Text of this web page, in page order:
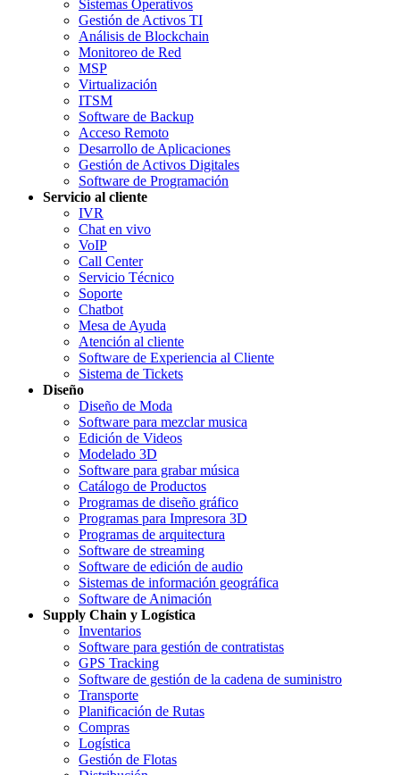
Sistemas Operativos
Gestión de Activos TI
Análisis de Blockchain
Monitoreo de Red
MSP
Virtualización
ITSM
Software de Backup
Acceso Remoto
Desarrollo de Aplicaciones
Gestión de Activos Digitales
Software de Programación
Servicio al cliente
IVR
Chat en vivo
VoIP
Call Center
Servicio Técnico
Soporte
Chatbot
Mesa de Ayuda
Atención al cliente
Software de Experiencia al Cliente
Sistema de Tickets
Diseño
Diseño de Moda
Software para mezclar musica
Edición de Videos
Modelado 3D
Software para grabar música
Catálogo de Productos
Programas de diseño gráfico
Programas para Impresora 3D
Programas de arquitectura
Software de streaming
Software de edición de audio
Sistemas de información geográfica
Software de Animación
Supply Chain y Logística
Inventarios
Software para gestión de contratistas
GPS Tracking
Software de gestión de la cadena de suministro
Transporte
Planificación de Rutas
Compras
Logística
Gestión de Flotas